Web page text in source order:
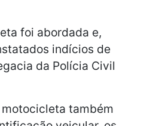
foi abordada e,
indícios de
da Polícia Civil
também